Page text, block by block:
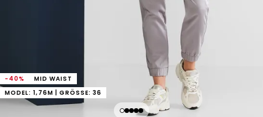
-40%
MID WAIST
MODEL: 1,76M | GRÖSSE: 36